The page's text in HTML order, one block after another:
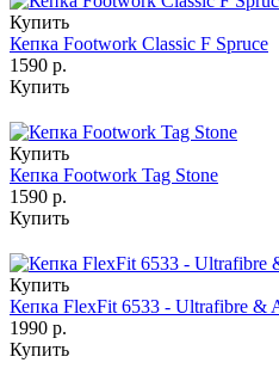
Купить
Кепка Footwork Classic F Spruce
1590 р.
Купить
Купить
Кепка Footwork Tag Stone
1590 р.
Купить
Купить
Кепка FlexFit 6533 - Ultrafibre &
1990 р.
Купить